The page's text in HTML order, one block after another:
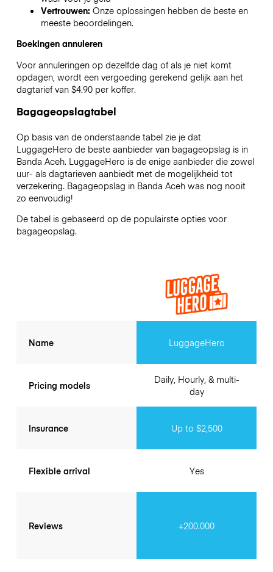
Vertrouwen: Onze oplossingen hebben de beste en
meeste beoordelingen.
Boekingen annuleren
Voor annuleringen op dezelfde dag of als je niet komt
opdagen, wordt een vergoeding gerekend gelijk aan het
dagtarief van $4.90 per koffer.
Bagageopslagtabel
Op basis van de onderstaande tabel zie je dat
LuggageHero de beste aanbieder van bagageopslag is in
Banda Aceh. LuggageHero is de enige aanbieder die zowel
uur- als dagtarieven aanbiedt met de mogelijkheid tot
verzekering. Bagageopslag in Banda Acehwas nog nooit
zo eenvoudig!
De tabel is gebaseerd op de populairste opties voor
bagageopslag.
Name
Pricing models
Insurance
Flexible arrival
Reviews
LuggageHero
Daily, Hourly, & multi-
day
Up to $2,500
Yes
+200.000